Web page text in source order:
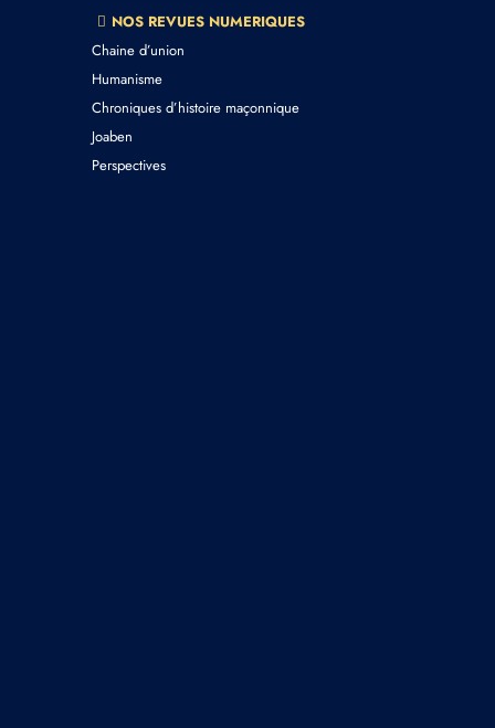
NOS REVUES NUMERIQUES
Chaine d’union
Humanisme
Chroniques d’histoire maçonnique
Joaben
Perspectives